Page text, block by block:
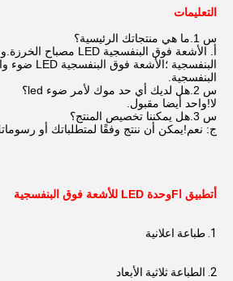
التعليمات
س 1.ما هي منتجاتك الرئيسية؟
البنفسجية.
س 2.هل لديك أي حد موك لأمر ضوء led؟
لا!واحد أيضا مقبول.
س 3.هل يمكننا تخصيص المنتج؟
ج: نعم!يمكن أن ننتج وفقًا لمتطلباتك أو
تطبيق Fوحدة LED للأشعة فوق البنفسجية
1. طباعة اعلانية
2. الطباعة ثلاثية الأبعاد